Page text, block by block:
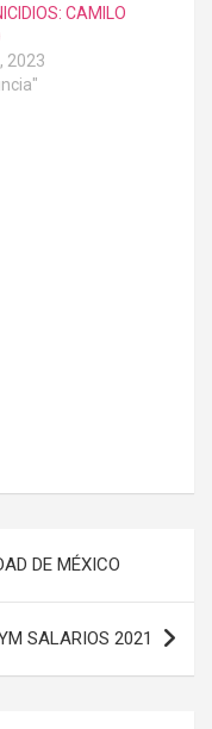
CAMILO
2023
DE MÉXICO
SALARIOS 2021